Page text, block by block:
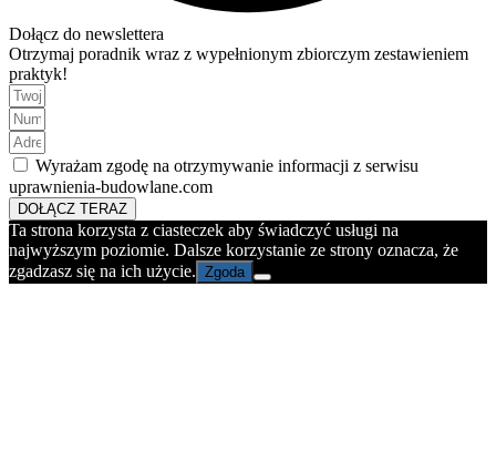
Dołącz do newslettera
Otrzymaj poradnik wraz z wypełnionym zbiorczym zestawieniem
praktyk!
Wyrażam zgodę na otrzymywanie informacji z serwisu
uprawnienia-budowlane.com
DOŁĄCZ TERAZ
Ta strona korzysta z ciasteczek aby świadczyć usługi na
najwyższym poziomie. Dalsze korzystanie ze strony oznacza, że
zgadzasz się na ich użycie. Zgoda